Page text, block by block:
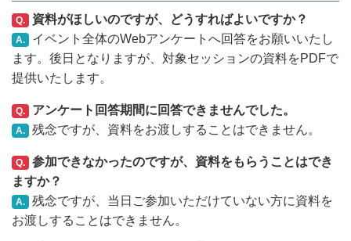
Q. 資料がほしいのですが、どうすればよいですか？
A. イベント全体のWebアンケートへ回答をお願いいたし
ます。後日となりますが、対象セッションの資料をPDFで
提供いたします。
Q. アンケート回答期間に回答できませんでした。
A. 残念ですが、資料をお渡しすることはできません。
Q.
参加できなかったのですが、資料をもらうことはでき
ますか？
A. 残念ですが、当日ご参加いただけていない方に資料を
お渡しすることはできません。